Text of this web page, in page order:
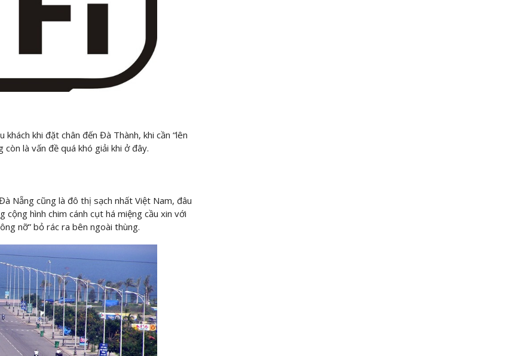
khi đặt chân đến Đà Thành, khi cần “lên
là vấn đề quá khó giải khi ở đây.
Nẵng cũng là đô thị sạch nhất Việt Nam, đâu
hình chim cánh cụt há miệng cầu xin với
nỡ” bỏ rác ra bên ngoài thùng.